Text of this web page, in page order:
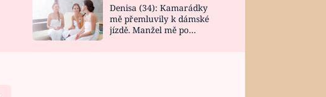
DESIGN
Denisa (34): Kamarádky
mě přemluvily k dámské
jízdě. Manžel mě po